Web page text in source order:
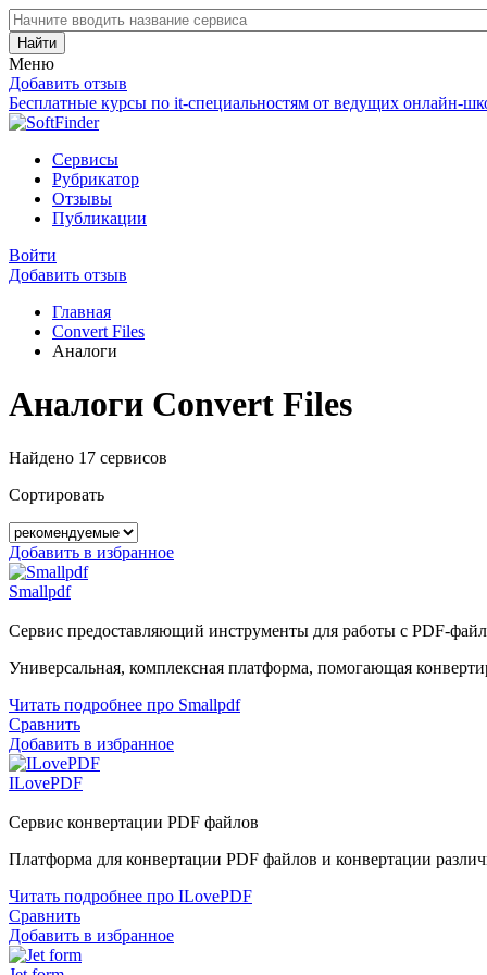
Найти
Меню
Добавить отзыв
Бесплатные курсы по it-специальностям от ведущих онлайн-
Сервисы
Рубрикатор
Отзывы
Публикации
Войти
Добавить отзыв
Главная
Convert Files
Аналоги
Аналоги Convert Files
Найдено 17 сервисов
Сортировать
Добавить в избранное
Smallpdf
Сервис предоставляющий инструменты для работы с PDF-
Универсальная, комплексная платформа, помогающая
Читать подробнее про Smallpdf
Сравнить
Добавить в избранное
ILovePDF
Сервис конвертации PDF файлов
Платформа для конвертации PDF файлов и конвертации
Читать подробнее про ILovePDF
Сравнить
Добавить в избранное